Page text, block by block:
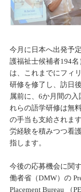
今月に日本へ出発予
護福祉士候補者194
は、これまでにフィ
研修を修了し、訪日
属前に、6か月間の
れらの語学研修は無
の手当も支給されま
労経験を積みつつ看
指します。
今後の応募機会に関
働者省（DMW）の
Placement Bureau （